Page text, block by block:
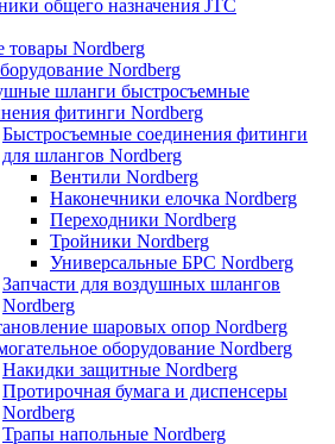
общего назначения JTC
Nordberg
Nordberg
шланги быстросъемные
фитинги Nordberg
Быстросъемные соединения фитинги
для шлангов Nordberg
Вентили Nordberg
Наконечники елочка Nordberg
Переходники Nordberg
Тройники Nordberg
Универсальные БРС Nordberg
Запчасти для воздушных шлангов
Nordberg
шаровых опор Nordberg
оборудование Nordberg
Накидки защитные Nordberg
Протирочная бумага и диспенсеры
Nordberg
Трапы напольные Nordberg